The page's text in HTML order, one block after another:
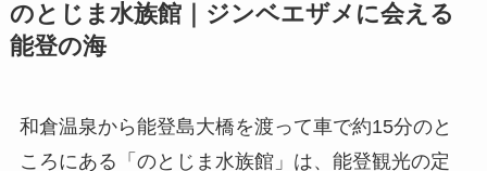
のとじま水族館｜ジンベエザメに会える
能登の海
和倉温泉から能登島大橋を渡って車で約15分のと
ころにある「のとじま水族館」は、能登観光の定